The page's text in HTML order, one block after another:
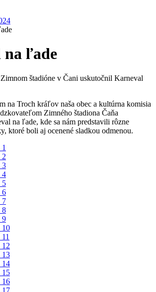
na ľade
štadióne v Čani uskutočnil Karneval
na Troch kráľov naša obec a kultúrna komisia
Zimného štadiona Čaňa
na ľade, kde sa nám predstavili rôzne
ktoré boli aj ocenené sladkou odmenou.